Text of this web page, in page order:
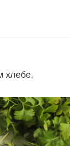
хлебе,